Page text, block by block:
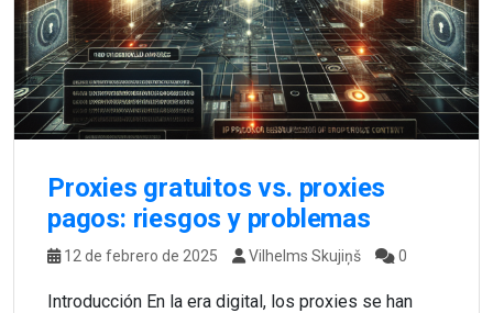
Proxies gratuitos vs. proxies
pagos: riesgos y problemas
12 de febrero de 2025 Vilhelms Skujiņš 0
Introducción En la era digital, los proxies se han